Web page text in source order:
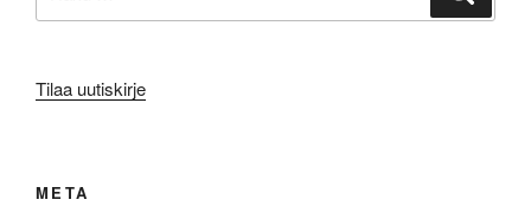
Tilaa uutiskirje
META